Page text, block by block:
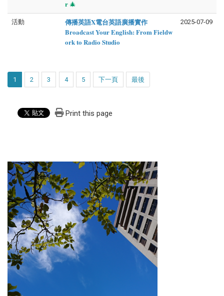
r 🎄
活動
傳播英語X電台英語廣播實作
Broadcast Your English: From Fieldw
ork to Radio Studio
2025-07-09
1 2 3 4 5 下一頁 最後
Print this page